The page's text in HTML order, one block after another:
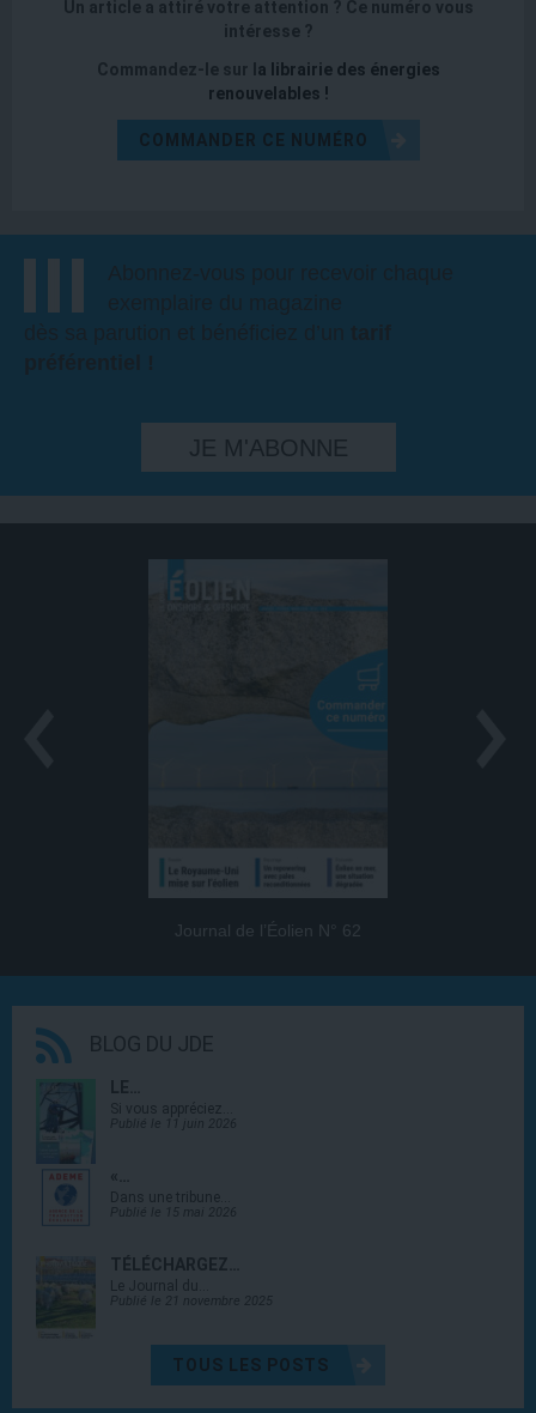
Un article a attiré votre attention ? Ce numéro vous
intéresse ?
Commandez-le sur l a librairie des énergies
renouvelables !
COMMANDER CE NUMÉRO
JE M'ABONNE
Journal de l’Éolien N° 62
BLOG DU JDE
LE…
Si vous appréciez…
Publié le 11 juin 2026
«…
Dans une tribune…
Publié le 15 mai 2026
TÉLÉCHARGEZ…
Le Journal du…
Publié le 21 novembre 2025
TOUS LES POSTS